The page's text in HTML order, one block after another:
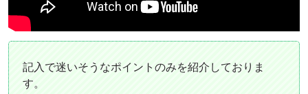
記入で迷いそうなポイントのみを紹介しておりま
す。